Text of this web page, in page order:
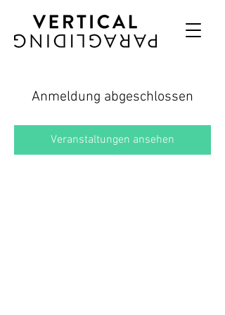
Anmeldung abgeschlossen
Veranstaltungen ansehen